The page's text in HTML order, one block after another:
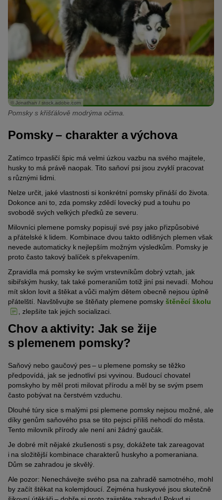
© Jonathan / stock.adobe.com
Pomsky s křišťálově modrýma očima.
Pomsky – charakter a výchova
Zatímco trpasličí špic má velmi úzkou vazbu na svého majitele,
husky to má právě naopak. Tito saňoví psi jsou zvyklí pracovat
s různými lidmi.
Nelze určit, jaké vlastnosti si konkrétní pomsky přináší do života.
Dokonce ani to, zda pomsky zdědí lovecký pud a touhu po
svobodě svých velkých předků ze severu.
Milovníci plemene pomsky popisují své psy jako přizpůsobivé
a přátelské k lidem. Kombinace dvou takto odlišných plemen však
nevede automaticky k nejlepším možným výsledkům. Pomsky je
proto často takový balíček s překvapením.
Zpravidla má pomsky ke svým vrstevníkům dobrý vztah, jak
sibiřským husky, tak také pomeraniům totiž jiní psi nevadí. Mohou
mít sklon lovit a štěkat a vůči malým dětem obecně nejsou úplně
přátelští. Navštěvujte se štěňaty plemene pomsky štěněcí školu
, zlepšíte tak jejich socializaci.
Chov a aktivity: Jak se žije
s plemenem pomsky?
Saňový nebo gaučový pes – u plemene pomsky se těžko
předpovídá, jak se jednotliví psi vyvinou. Budoucí chovatel
pomskyho by měl proti milovat přírodu a měl by se svým psem
často pobývat na čerstvém vzduchu.
Dlouhé túry sice s malými psi plemene pomsky nejsou možné, ale
díky genům saňového psa se tito pejsci příliš nehodí do města.
Tento milovník přírody ale není ani žádný gaučák.
Je dobré mít nějaké zkušenosti s psy, dokážete tak zareagovat
i na složitější kombinace charakterů huskyho a pomeraniana.
Dům se zahradou je skvělý.
Ale pozor: Nenechávejte svého psa na zahradě samotného, mohl
by začít štěkat na kolemjdoucí. Zejména huskyové jsou skutečně